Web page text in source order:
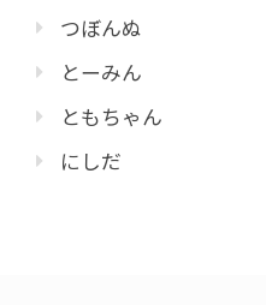
つぼんぬ
とーみん
ともちゃん
にしだ